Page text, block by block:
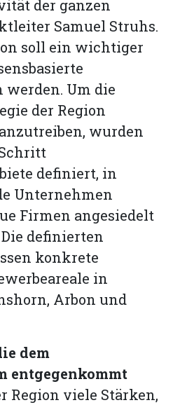
der ganzen
Samuel Struhs.
soll ein wichtiger
Um die
der Region
wurden
definiert, in
Unternehmen
Firmen angesiedelt
definierten
konkrete
in
Arbon und
dem
entgegenkommt
Region viele Stärken,